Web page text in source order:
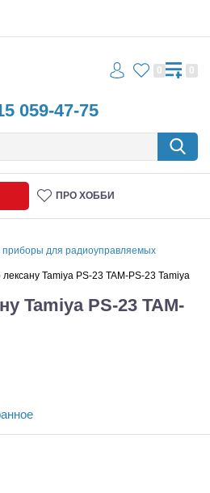
059-47-75
0 0
ПРО ХОББИ
для радиоуправляемых
лексану Tamiya PS-23 TAM-PS-23 Tamiya
Tamiya PS-23 TAM-